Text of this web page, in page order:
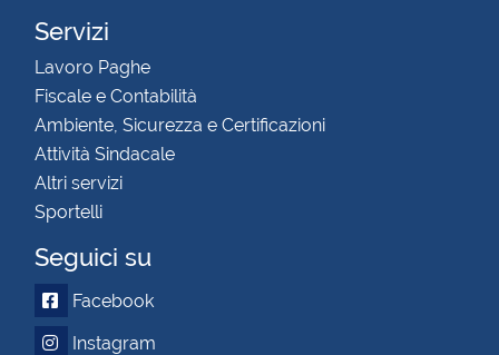
Servizi
Lavoro Paghe
Fiscale e Contabilità
Ambiente, Sicurezza e Certificazioni
Attività Sindacale
Altri servizi
Sportelli
Seguici su
Facebook
Instagram